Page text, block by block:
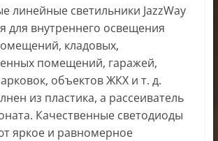
линейные светильники JazzWay
для внутреннего освещения
кладовых,
помещений, гаражей,
объектов ЖКХ и т. д.
из пластика, а рассеиватель
Качественные светодиоды
яркое и равномерное